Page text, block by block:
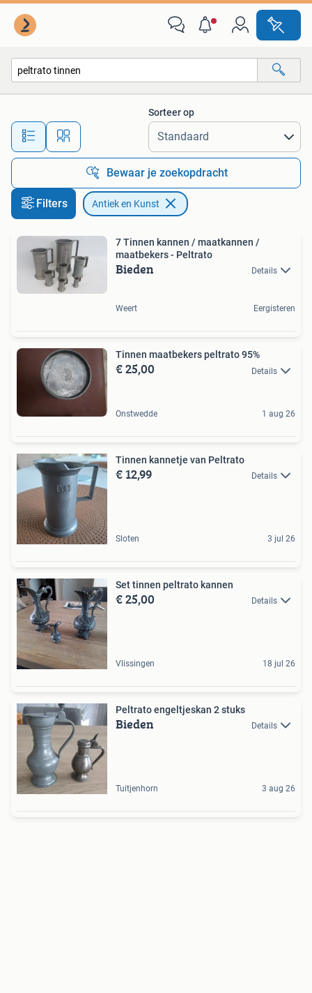
Alle afstanden…
Sorteer op
Bewaar je zoekopdracht
Filters Antiek en Kunst
7 Tinnen kannen / maatkannen /
maatbekers - Peltrato
Bieden Details
Weert Eergisteren
Tinnen maatbekers peltrato 95%
€ 25,00 Details
Onstwedde 1 aug 26
Tinnen kannetje van Peltrato
€ 12,99 Details
Sloten 3 jul 26
Set tinnen peltrato kannen
€ 25,00 Details
Vlissingen 18 jul 26
Peltrato engeltjeskan 2 stuks
Bieden Details
Tuitjenhorn 3 aug 26